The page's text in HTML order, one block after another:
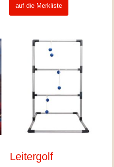
auf die Merkliste
Leitergolf